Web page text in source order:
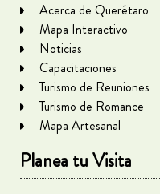
Acerca de Querétaro
Mapa Interactivo
Noticias
Capacitaciones
Turismo de Reuniones
Turismo de Romance
Mapa Artesanal
Planea tu Visita